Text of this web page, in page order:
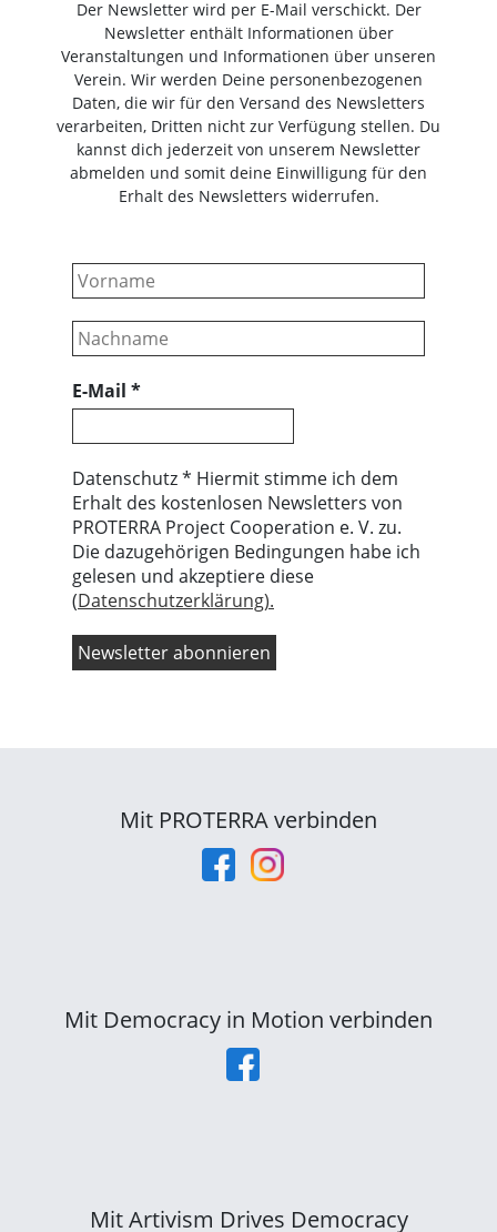
Der Newsletter wird per E-Mail verschickt. Der
Newsletter enthält Informationen über
Veranstaltungen und Informationen über unseren
Verein. Wir werden Deine personenbezogenen
Daten, die wir für den Versand des Newsletters
verarbeiten, Dritten nicht zur Verfügung stellen. Du
kannst dich jederzeit von unserem Newsletter
abmelden und somit deine Einwilligung für den
Erhalt des Newsletters widerrufen.
E-Mail *
Datenschutz * Hiermit stimme ich dem
Erhalt des kostenlosen Newsletters von
PROTERRA Project Cooperation e. V. zu.
Die dazugehörigen Bedingungen habe ich
gelesen und akzeptiere diese
(Datenschutzerklärung).
Mit PROTERRA verbinden
Mit Democracy in Motion verbinden
Mit Artivism Drives Democracy